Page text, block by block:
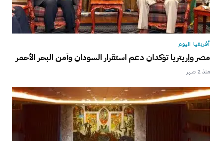
أفريقيا اليوم
مصر وإريتريا تؤكدان دعم استقرار السودان وأمن البحر الأحمر
منذ 2 شهر